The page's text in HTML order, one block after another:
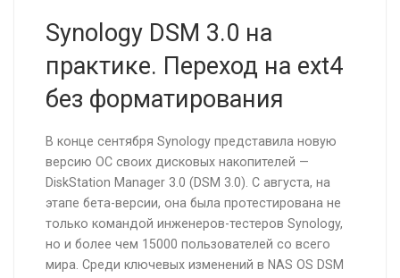
Synology DSM 3.0 на
практике. Переход на ext4
без форматирования
В конце сентября Synology представила новую
версию ОС своих дисковых накопителей —
DiskStation Manager 3.0 (DSM 3.0). С августа, на
этапе бета-версии, она была протестирована не
только командой инженеров-тестеров Synology,
но и более чем 15000 пользователей со всего
мира. Среди ключевых изменений в NAS OS DSM